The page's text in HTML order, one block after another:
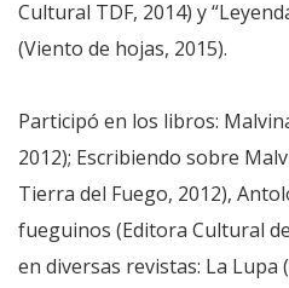
Cultural TDF, 2014) y
(Viento de hojas, 2015).
Participó en los libros:
2012); Escribiendo sobre
Tierra del Fuego, 2012),
fueguinos (Editora Cultural
en diversas revistas: La Lupa